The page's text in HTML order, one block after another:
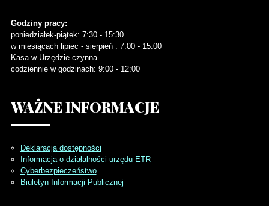
Godziny pracy:
poniedziałek-piątek: 7:30 - 15:30
w miesiącach lipiec - sierpień : 7:00 - 15:00
Kasa w Urzędzie czynna
codziennie w godzinach: 9:00 - 12:00
WAŻNEINFORMACJE
Deklaracja dostępności
Informacja o działalności urzędu ETR
Cyberbezpieczeństwo
Biuletyn Informacji Publicznej